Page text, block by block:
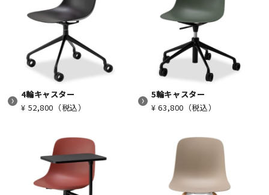
4輪キャスター
¥ 52,800（税込）
5輪キャスター
¥ 63,800（税込）